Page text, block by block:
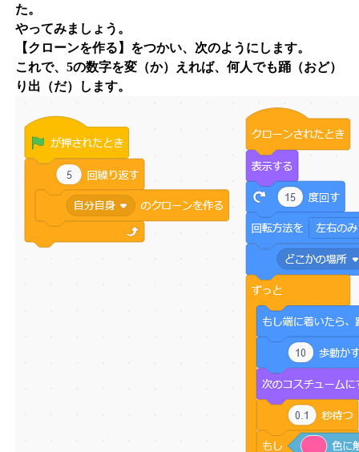
た。
やってみましょう。
【クローンを作る】をつかい、次のようにします。
これで、5の数字を変（か）えれば、何人でも踊（おど）
り出（だ）します。